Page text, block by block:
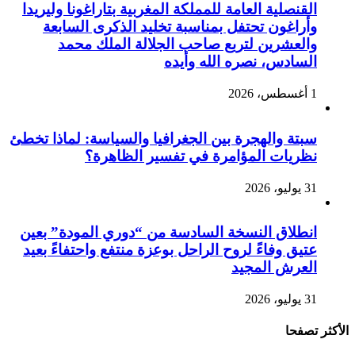
القنصلية العامة للمملكة المغربية بتاراغونا وليريدا
وأراغون تحتفل بمناسبة تخليد الذكرى السابعة
والعشرين لتربع صاحب الجلالة الملك محمد
السادس، نصره الله وأيده
1 أغسطس، 2026
سبتة والهجرة بين الجغرافيا والسياسة: لماذا تخطئ
نظريات المؤامرة في تفسير الظاهرة؟
31 يوليو، 2026
انطلاق النسخة السادسة من “دوري المودة” بعين
عتيق وفاءً لروح الراحل بوعزة منتفع واحتفاءً بعيد
العرش المجيد
31 يوليو، 2026
الأكثر تصفحا